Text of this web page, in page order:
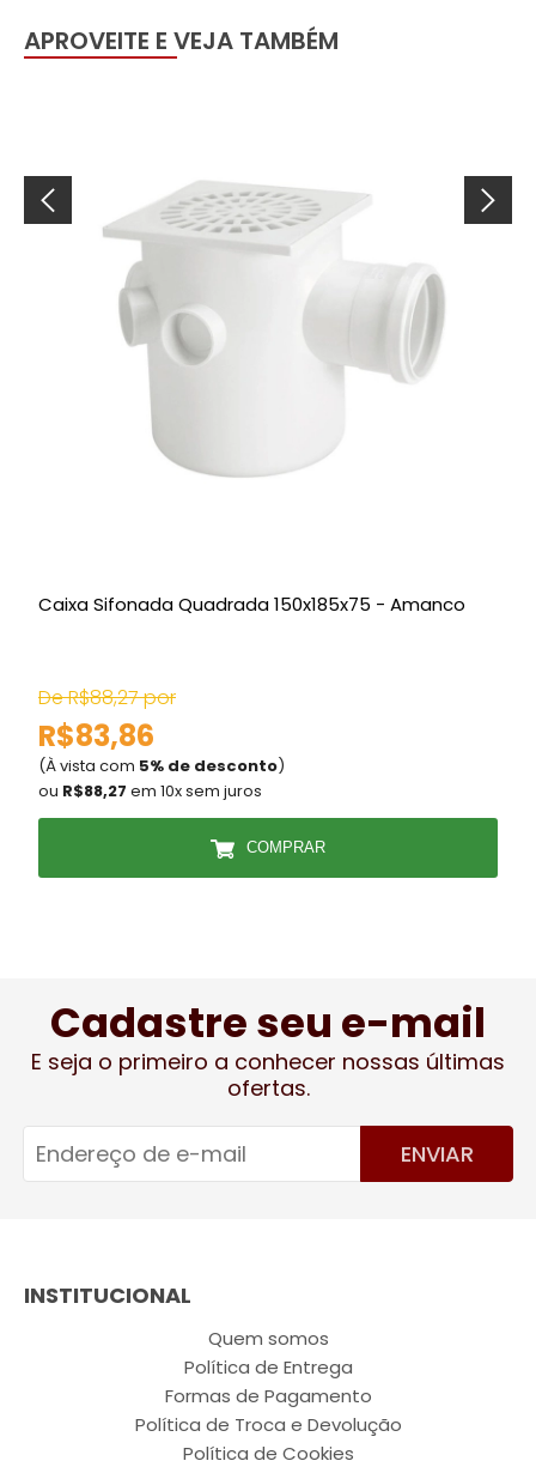
APROVEITE E VEJA TAMBÉM
Caixa Sifonada Quadrada 150x185x75 - Amanco
De R$88,27 por
R$83,86
(À vista com 5% de desconto)
ou R$88,27 em 10x sem juros
COMPRAR
Cadastre seu e-mail
E seja o primeiro a conhecer nossas últimas
ofertas.
ENVIAR
INSTITUCIONAL
Quem somos
Política de Entrega
Formas de Pagamento
Política de Troca e Devolução
Política de Cookies